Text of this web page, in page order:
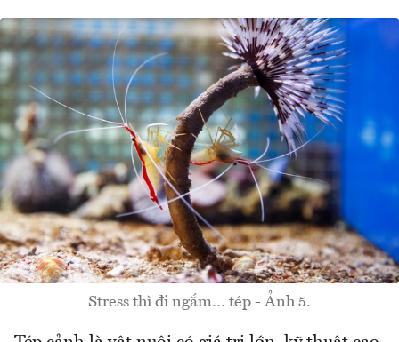
Stress thì đi ngắm… tép - Ảnh 5.